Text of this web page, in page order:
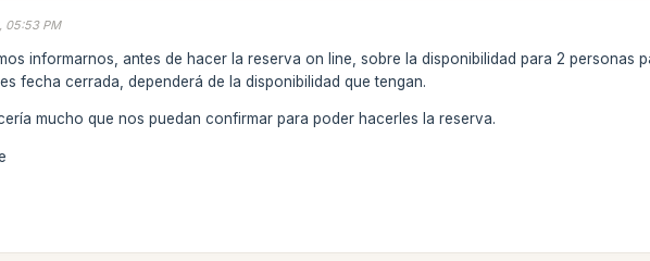
05:53 PM
informarnos, antes de hacer la reserva on line, sobre la disponibilidad para 2 personas
fecha cerrada, dependerá de la disponibilidad que tengan.
mucho que nos puedan confirmar para poder hacerles la reserva.